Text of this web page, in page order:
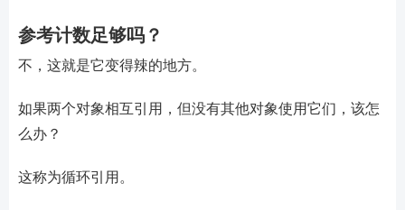
参考计数足够吗？
不，这就是它变得辣的地方。
如果两个对象相互引用，但没有其他对象使用它们，该怎
么办？
这称为循环引用。